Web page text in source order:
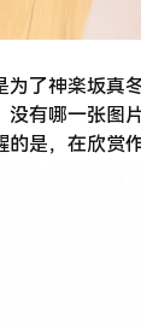
为了神楽坂真
没有哪一张图
是，在欣赏